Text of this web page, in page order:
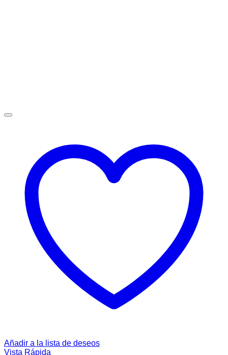
Añadir a la lista de deseos
Vista Rápida